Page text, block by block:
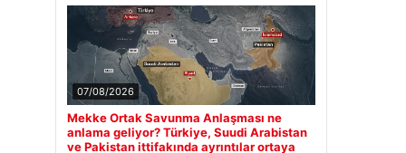
07/08/2026
Mekke Ortak Savunma Anlaşması ne
anlama geliyor? Türkiye, Suudi Arabistan
ve Pakistan ittifakında ayrıntılar ortaya